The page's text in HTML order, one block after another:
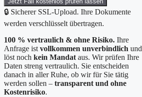
🔒 Sicherer SSL-Upload. Ihre Dokumente
werden verschlüsselt übertragen.
100 % vertraulich & ohne Risiko. Ihre
Anfrage ist vollkommen unverbindlich und
löst noch kein Mandat aus. Wir prüfen Ihre
Daten streng vertraulich. Sie entscheiden
danach in aller Ruhe, ob wir für Sie tätig
werden sollen – transparent und ohne
Kostenrisiko.